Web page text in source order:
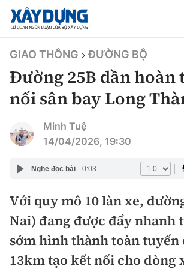
TIN BỘ XÂY DỰNG
CHUYÊN MỤC
Thời sự
Chính trị
Xã hội
Xây dựng
Chỉ đạo điều hành
Giao thông
GIAO THÔNG ĐƯỜNG BỘ
Đường 25B dần hoàn
nối sân bay Long
Minh Tuệ
14/04/2026, 19:30
Nghe đọc bài 0:03
Với quy mô 10 làn xe,
Nai) đang được đẩy nhanh
sớm hình thành toàn tuyến
13km tạo kết nối cho dòng